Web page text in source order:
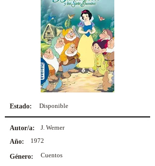
Estado: Disponible
Autor/a:
J. Werner
Año:
1972
Género: Cuentos